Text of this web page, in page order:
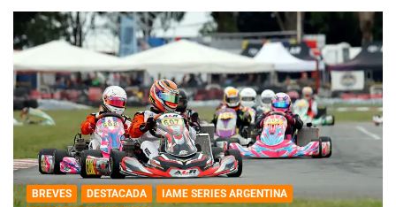
BREVES DESTACADA
IAME SERIES ARGENTINA